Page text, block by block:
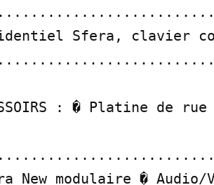
Sfera, clavier
New modulaire � Audio/